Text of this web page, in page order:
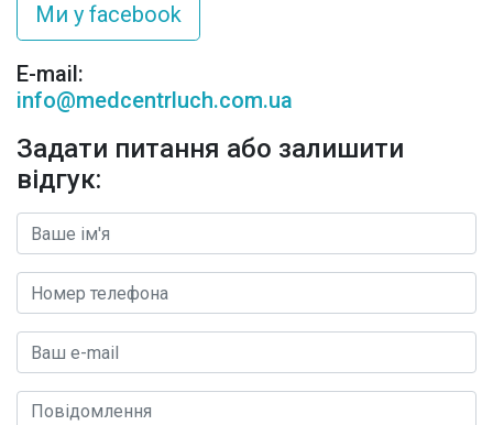
Ми у facebook
E-mail:
info@medcentrluch.com.ua
Задати питання або залишити
відгук: